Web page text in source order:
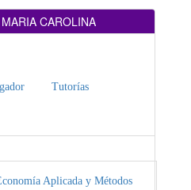
CAROLINA
Tutorías
Aplicada y Métodos